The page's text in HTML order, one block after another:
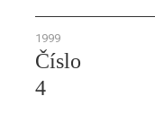
1999
Číslo
4